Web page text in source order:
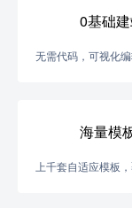
0基础
无需代码，可视化
海量模
上千套自适应模板